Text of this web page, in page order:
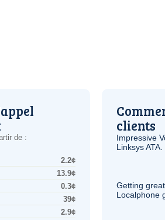
de :
2.2¢
13.9¢
0.3¢
39¢
2.9¢
clients
Impressive
LinksysATA
Getting
Localphone